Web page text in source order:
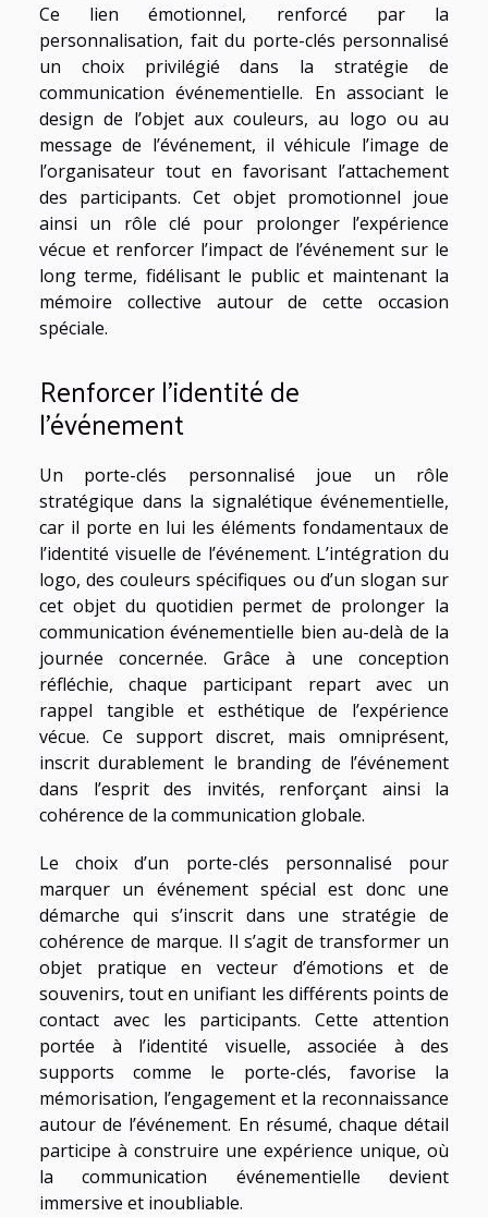
Ce lien émotionnel, renforcé par la
personnalisation, fait du porte-clés personnalisé
un choix privilégié dans la stratégie de
communication événementielle. En associant le
design de l’objet aux couleurs, au logo ou au
message de l’événement, il véhicule l’image de
l’organisateur tout en favorisant l’attachement
des participants. Cet objet promotionnel joue
ainsi un rôle clé pour prolonger l’expérience
vécue et renforcer l’impact de l’événement sur le
long terme, fidélisant le public et maintenant la
mémoire collective autour de cette occasion
spéciale.
Renforcer l’identité de
l’événement
Un porte-clés personnalisé joue un rôle
stratégique dans la signalétique événementielle,
car il porte en lui les éléments fondamentaux de
l’identité visuelle de l’événement. L’intégration du
logo, des couleurs spécifiques ou d’un slogan sur
cet objet du quotidien permet de prolonger la
communication événementielle bien au-delà de la
journée concernée. Grâce à une conception
réfléchie, chaque participant repart avec un
rappel tangible et esthétique de l’expérience
vécue. Ce support discret, mais omniprésent,
inscrit durablement le branding de l’événement
dans l’esprit des invités, renforçant ainsi la
cohérence de la communication globale.
Le choix d’un porte-clés personnalisé pour
marquer un événement spécial est donc une
démarche qui s’inscrit dans une stratégie de
cohérence de marque. Il s’agit de transformer un
objet pratique en vecteur d’émotions et de
souvenirs, tout en unifiant les différents points de
contact avec les participants. Cette attention
portée à l’identité visuelle, associée à des
supports comme le porte-clés, favorise la
mémorisation, l’engagement et la reconnaissance
autour de l’événement. En résumé, chaque détail
participe à construire une expérience unique, où
la communication événementielle devient
immersive et inoubliable.